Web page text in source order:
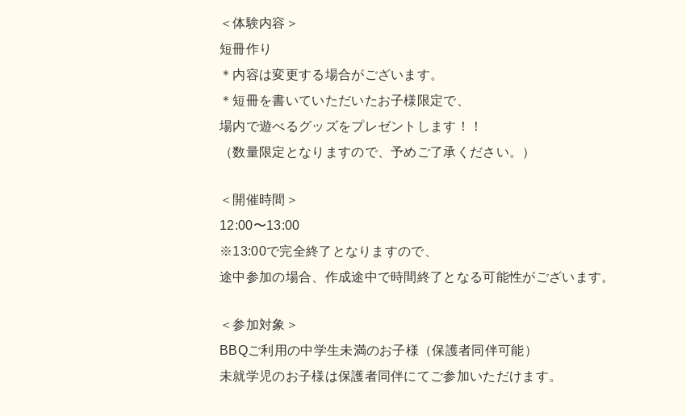
＜体験内容＞
短冊作り
＊内容は変更する場合がございます。
＊短冊を書いていただいたお子様限定で、
場内で遊べるグッズをプレゼントします！！
（数量限定となりますので、予めご了承ください。）
＜開催時間＞
12:00〜13:00
※13:00で完全終了となりますので、
途中参加の場合、作成途中で時間終了となる可能性がございます。
＜参加対象＞
BBQご利用の中学生未満のお子様（保護者同伴可能）
未就学児のお子様は保護者同伴にてご参加いただけます。